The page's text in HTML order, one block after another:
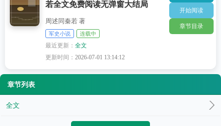
若全文免费阅读无弹窗大结局
周述同秦若 著
军史小说 连载中
最近更新：全文
更新时间：2026-07-01 13:14:12
开始阅读
章节目录
章节列表
全文